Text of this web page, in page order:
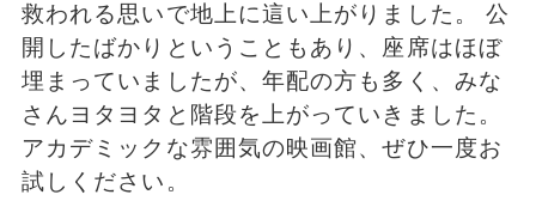
救われる思いで地上に這い上がりました。 公
開したばかりということもあり、座席はほぼ
埋まっていましたが、年配の方も多く、みな
さんヨタヨタと階段を上がっていきました。
アカデミックな雰囲気の映画館、ぜひ一度お
試しください。